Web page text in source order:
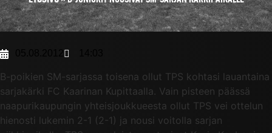
B-poikien SM-sarjassa toisena ollut TPS kohtasi lauantaina
sarjakärki FC Kaarinan Kupittaalla. Vain pisteen päässä
naapurikaupungin yhteisjoukkueesta ollut TPS vei ottelun
hienosti lukemin 2-1 (2-1) ja nousi voitolla sarjan